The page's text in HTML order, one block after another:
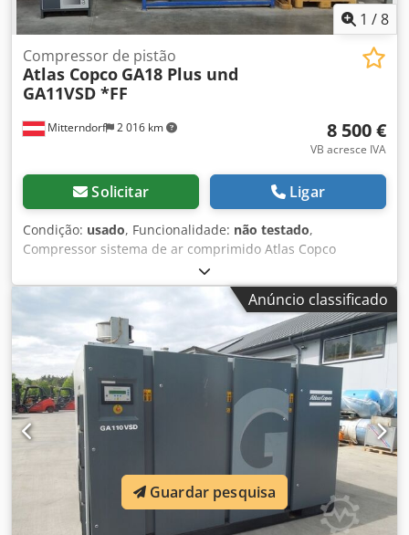
1 /8
Mitterndorf 2 016 km
Compressor de pistão
Atlas Copco GA18 Plus und
GA11VSD *FF
8 500 €
VB acresce IVA
Solicitar Ligar
Condição: usado, Funcionalidade: não testado,
Compressor sistema de ar comprimido Atlas Copco
Composto por: Compressor GA18 Plus ano 2007
Compressor GA11VSD+FF ano 2017 Controlador ES 6 Inclui
reservatório de 1000 l GA11VSD+FF ano 2017, horas de
operação: aprox. 20.000 GA 18 PLUS ano 2007, horas de
operação: aprox. 58.000 Codpfx Ajvx Nmfsdhjha O
comprador é responsável pela desmontagem adequada.
Uma empilhadeira será disponibilizada.
Anúncio classificado
Guardar pesquisa